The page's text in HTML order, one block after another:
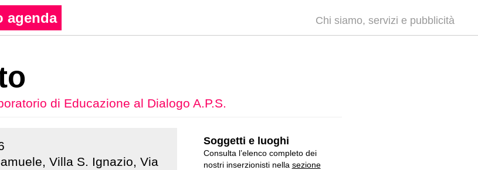
agenda Chi siamo, servizi e pubblicità
di Educazione al Dialogo A.P.S.
Villa S. Ignazio, Via
Soggetti e luoghi
Consulta l’elenco completo dei
nostri inserzionisti nella sezione